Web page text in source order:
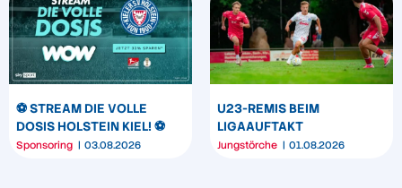
⚽️ STREAM DIE VOLLE
DOSIS HOLSTEIN KIEL! ⚽️
Sponsoring 03.08.2026
U23-REMIS BEIM
LIGAAUFTAKT
Jungstörche 01.08.2026